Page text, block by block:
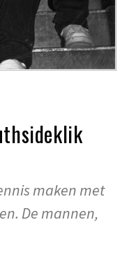
maken met
De mannen,